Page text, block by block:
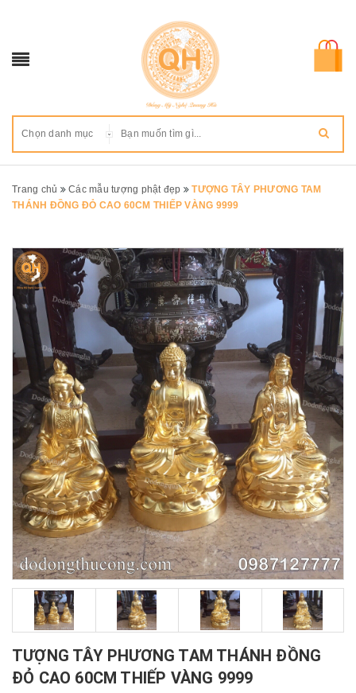
Chọn danh mục
Trang chủ Các mẫu tượng phật đẹp
TƯỢNG TÂY PHƯƠNG TAM
THÁNH ĐỒNG ĐỎ CAO 60CM THIẾP VÀNG 9999
TƯỢNG TÂY PHƯƠNG TAM THÁNH ĐỒNG
ĐỎ CAO 60CM THIẾP VÀNG 9999